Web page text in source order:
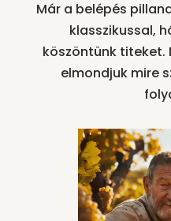
Már a belépés
klasszikussal,
köszöntünk titeket.
elmondjuk mire